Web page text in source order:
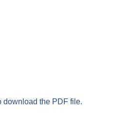
download the PDF file.